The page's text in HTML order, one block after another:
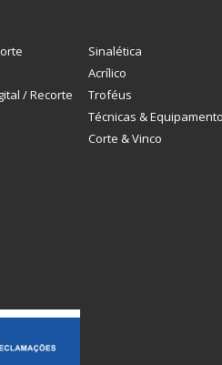
Sinalética
Acrílico
/ Recorte
Troféus
Técnicas &
Corte & Vinco